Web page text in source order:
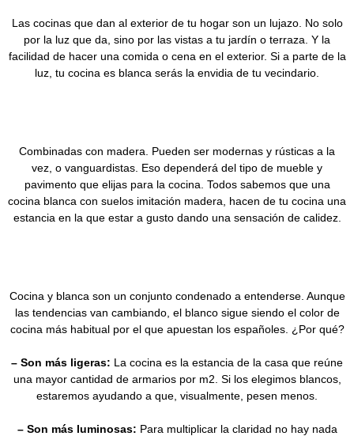
Las cocinas que dan al exterior de tu hogar son un lujazo. No solo
por la luz que da, sino por las vistas a tu jardín o terraza. Y la
facilidad de hacer una comida o cena en el exterior. Si a parte de la
luz, tu cocina es blanca serás la envidia de tu vecindario.
Combinadas con madera. Pueden ser modernas y rústicas a la
vez, o vanguardistas. Eso dependerá del tipo de mueble y
pavimento que elijas para la cocina. Todos sabemos que una
cocina blanca con suelos imitación madera, hacen de tu cocina una
estancia en la que estar a gusto dando una sensación de calidez.
Cocina y blanca son un conjunto condenado a entenderse. Aunque
las tendencias van cambiando, el blanco sigue siendo el color de
cocina más habitual por el que apuestan los españoles. ¿Por qué?
– Son más ligeras: La cocina es la estancia de la casa que reúne
una mayor cantidad de armarios por m2. Si los elegimos blancos,
estaremos ayudando a que, visualmente, pesen menos.
– Son más luminosas: Para multiplicar la claridad no hay nada